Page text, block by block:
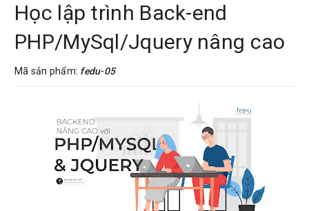
Học lập trình Back-end
PHP/MySql/Jquery nâng cao
Mã sản phẩm: fedu-05